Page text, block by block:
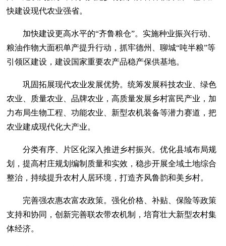
快建设现代农业强省。
加快建设更高水平的“齐鲁粮仓”。实施种业振兴行动、
粮油作物大面积单产提升行动，抓牢德州、聊城“吨半粮”等
引领区建设，建设国家重要农产品稳产保供基地。
巩固拓展现代农业发展优势。统筹发展科技农业、绿色
农业、质量农业、品牌农业，高质量发展乡村富民产业，加
力布局生物工程、功能农业、新型农机装备等潜力赛道，把
农业建成现代化大产业。
分类有序、片区化深入推进乡村振兴。优化县域布局规
划，提高村庄规划编制质量和实效，稳步开展全域土地综合
整治，持续提升农村人居环境，打造齐风鲁韵和美乡村。
完善强农惠农富农政策。强化价格、补贴、保险等政策
支持和协同，创新完善联农带农机制，培育壮大新型农村集
体经济。